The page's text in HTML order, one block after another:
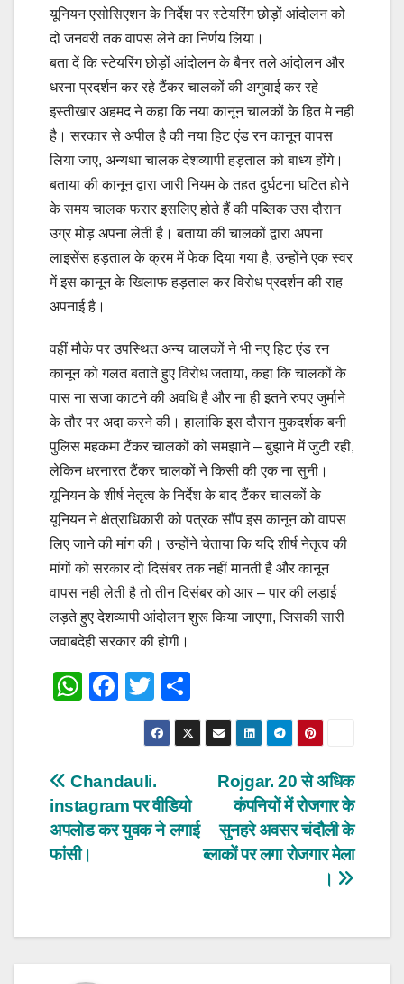
यूनियन एसोसिएशन के निर्देश पर स्टेयरिंग छोड़ों आंदोलन को
दो जनवरी तक वापस लेने का निर्णय लिया।
बता दें कि स्टेयरिंग छोड़ों आंदोलन के बैनर तले आंदोलन और
धरना प्रदर्शन कर रहे टैंकर चालकों की अगुवाई कर रहे
इस्तीखार अहमद ने कहा कि नया कानून चालकों के हित मे नही
है। सरकार से अपील है की नया हिट एंड रन कानून वापस
लिया जाए, अन्यथा चालक देशव्यापी हड़ताल को बाध्य होंगे।
बताया की कानून द्वारा जारी नियम के तहत दुर्घटना घटित होने
के समय चालक फरार इसलिए होते हैं की पब्लिक उस दौरान
उग्र मोड़ अपना लेती है। बताया की चालकों द्वारा अपना
लाइसेंस हड़ताल के क्रम में फेक दिया गया है, उन्होंने एक स्वर
में इस कानून के खिलाफ हड़ताल कर विरोध प्रदर्शन की राह
अपनाई है।
वहीं मौके पर उपस्थित अन्य चालकों ने भी नए हिट एंड रन
कानून को गलत बताते हुए विरोध जताया, कहा कि चालकों के
पास ना सजा काटने की अवधि है और ना ही इतने रुपए जुर्माने
के तौर पर अदा करने की। हालांकि इस दौरान मुकदर्शक बनी
पुलिस महकमा टैंकर चालकों को समझाने – बुझाने में जुटी रही,
लेकिन धरनारत टैंकर चालकों ने किसी की एक ना सुनी।
यूनियन के शीर्ष नेतृत्व के निर्देश के बाद टैंकर चालकों के
यूनियन ने क्षेत्राधिकारी को पत्रक सौंप इस कानून को वापस
लिए जाने की मांग की। उन्होंने चेताया कि यदि शीर्ष नेतृत्व की
मांगों को सरकार दो दिसंबर तक नहीं मानती है और कानून
वापस नही लेती है तो तीन दिसंबर को आर – पार की लड़ाई
लड़ते हुए देशव्यापी आंदोलन शुरू किया जाएगा, जिसकी सारी
जवाबदेही सरकार की होगी।
W
s
A
p
p
F
e
b
o
T
wi
tt
h
ar
Post
navigation
Rojgar. 20 से अधिक
कंपनियों में रोजगार के
सुनहरे अवसर चंदौली के
ब्लाकों पर लगा रोजगार मेला
।
Chandauli.
instagram पर वीडियो
अपलोड कर युवक ने लगाई
फांसी।